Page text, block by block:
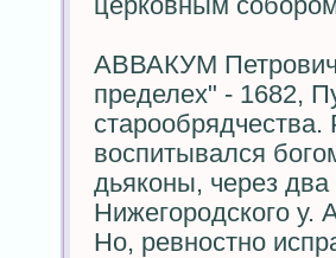
АВВАКУМ Петрович
пределех" - 1682,
воспитывался
дьяконы, через
Нижегородского у.
Но, ревностно